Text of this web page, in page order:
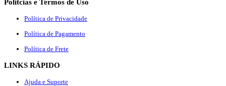
Politcias e Termos de Uso
Política de Privacidade
Política de Pagamento
Política de Frete
LINKS RÁPIDO
Ajuda e Suporte